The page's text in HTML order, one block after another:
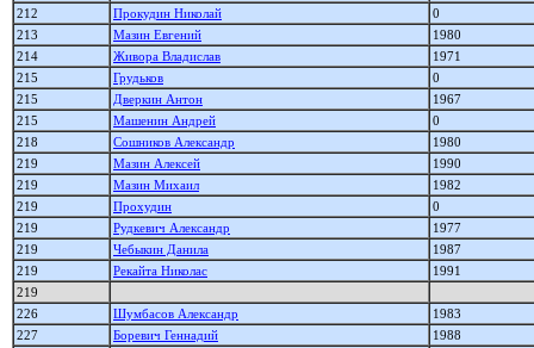
212
Прокудин Николай
0
213
Мазин Евгений
1980
214
Живора Владислав
1971
215
Грудьков
0
215
Дверкин Антон
1967
215
Машенин Андрей
0
218
Сошников Александр
1980
219
Мазин Алексей
1990
219
Мазин Михаил
1982
219
Прохудин
0
219
Рудкевич Александр
1977
219
Чебыкин Данила
1987
219
Рекайта Николас
1991
219
226
Шумбасов Александр
1983
227
Боревич Геннадий
1988